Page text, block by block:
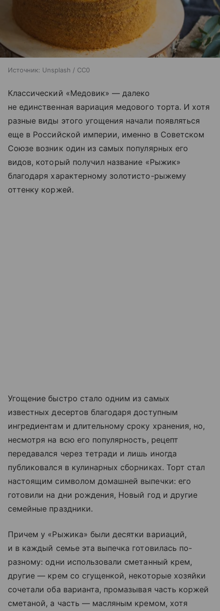
Источник: Unsplash / CC0
Классический «Медовик» — далеко
не единственная вариация медового торта. И хотя
разные виды этого угощения начали появляться
еще в Российской империи, именно в Советском
Союзе возник один из самых популярных его
видов, который получил название «Рыжик»
благодаря характерному золотисто-рыжему
оттенку коржей.
Угощение быстро стало одним из самых
известных десертов благодаря доступным
ингредиентам и длительному сроку хранения, но,
несмотря на всю его популярность, рецепт
передавался через тетради и лишь иногда
публиковался в кулинарных сборниках. Торт стал
настоящим символом домашней выпечки: его
готовили на дни рождения, Новый год и другие
семейные праздники.
Причем у «Рыжика» были десятки вариаций,
и в каждый семье эта выпечка готовилась по-
разному: одни использовали сметанный крем,
другие — крем со сгущенкой, некоторые хозяйки
сочетали оба варианта, промазывая часть коржей
сметаной, а часть — масляным кремом, хотя